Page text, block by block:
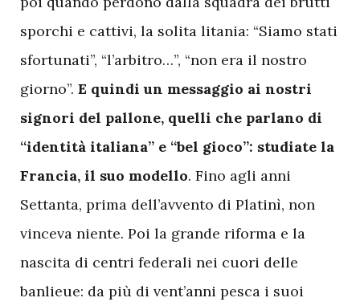
sporchi e cattivi, la solita litania: “Siamo stati
sfortunati”, “l’arbitro…”, “non era il nostro
giorno”. E quindi un messaggio ai nostri
signori del pallone, quelli che parlano di
“identità italiana” e “bel gioco”: studiate la
Francia, il suo modello. Fino agli anni
Settanta, prima dell’avvento di Platinì, non
vinceva niente. Poi la grande riforma e la
nascita di centri federali nei cuori delle
banlieue: da più di vent’anni pesca i suoi